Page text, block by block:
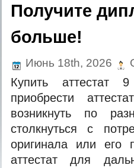
Получите
больше!
Июнь 18th, 2026
Купить аттестат
приобрести
возникнуть по
столкнуться с
оригинала или его
аттестат для